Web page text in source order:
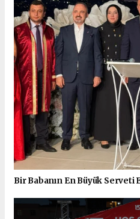
Bir Babanın En Büyük Serveti